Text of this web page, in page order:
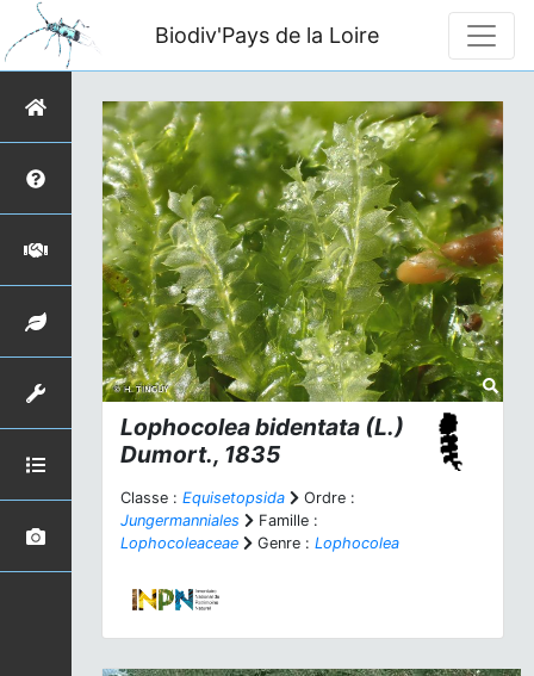
Biodiv'Pays de la Loire
Lophocolea bidentata (L.)
Dumort., 1835
Classe : Equisetopsida
Ordre :
Jungermanniales
Famille :
Lophocoleaceae
Genre : Lophocolea